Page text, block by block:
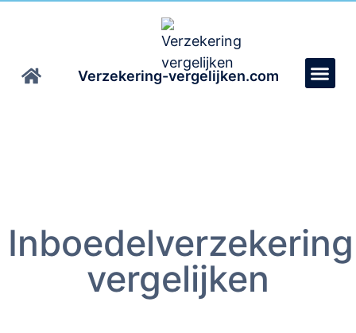
Verzekering-vergelijken.com
Inboedelverzekering
vergelijken